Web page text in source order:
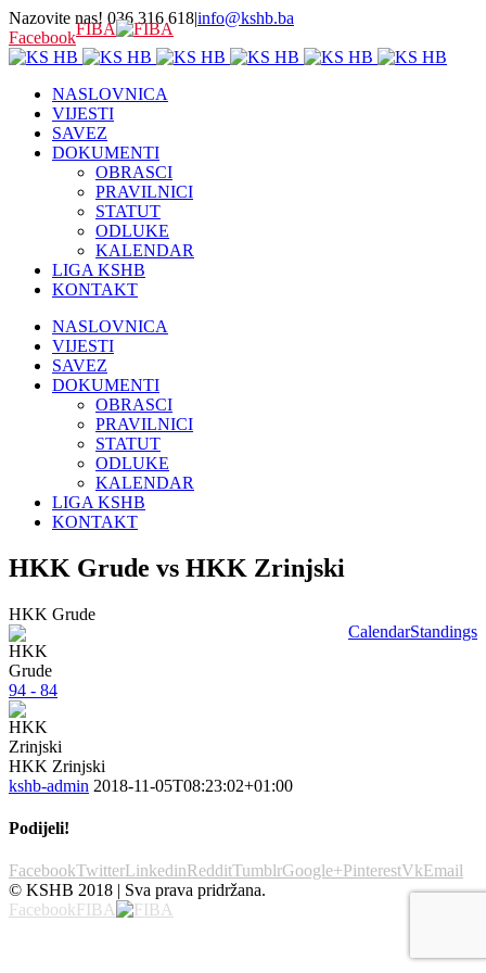
Nazovite nas! 036 316 618|info@kshb.ba
FacebookFIBA
NASLOVNICA
VIJESTI
SAVEZ
DOKUMENTI
OBRASCI
PRAVILNICI
STATUT
ODLUKE
KALENDAR
LIGA KSHB
KONTAKT
NASLOVNICA
VIJESTI
SAVEZ
DOKUMENTI
OBRASCI
PRAVILNICI
STATUT
ODLUKE
KALENDAR
LIGA KSHB
KONTAKT
HKK Grude vs HKK Zrinjski
CalendarStandings
HKK Grude
94 - 84
HKK Zrinjski
kshb-admin 2018-11-05T08:23:02+01:00
Podijeli!
FacebookTwitterLinkedinRedditTumblrGoogle+PinterestVkEmail
© KSHB 2018 | Sva prava pridržana.
FacebookFIBA